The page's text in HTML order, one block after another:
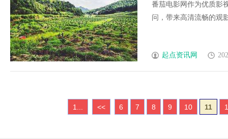
番茄电影网作为优质影
问，带来高清流畅的观
起点资讯网
1... << 6 7 8 9 10 11